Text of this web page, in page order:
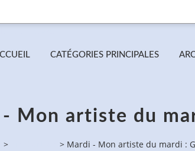
CATÉGORIES PRINCIPALES
- Mon artiste du
> > Mardi - Mon artiste du mardi :